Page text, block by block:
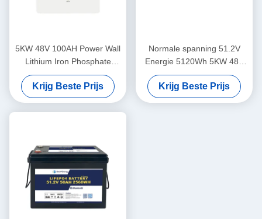
5KW 48V 100AH Power Wall
Lithium Iron Phosphate
Battery met Bluetooth
Krijg Beste Prijs
Normale spanning 51.2V
Energie 5120Wh 5KW 48V
100AH LiFePO4 batterij met
optioneel Bluetooth en
zelfverwarming
Krijg Beste Prijs